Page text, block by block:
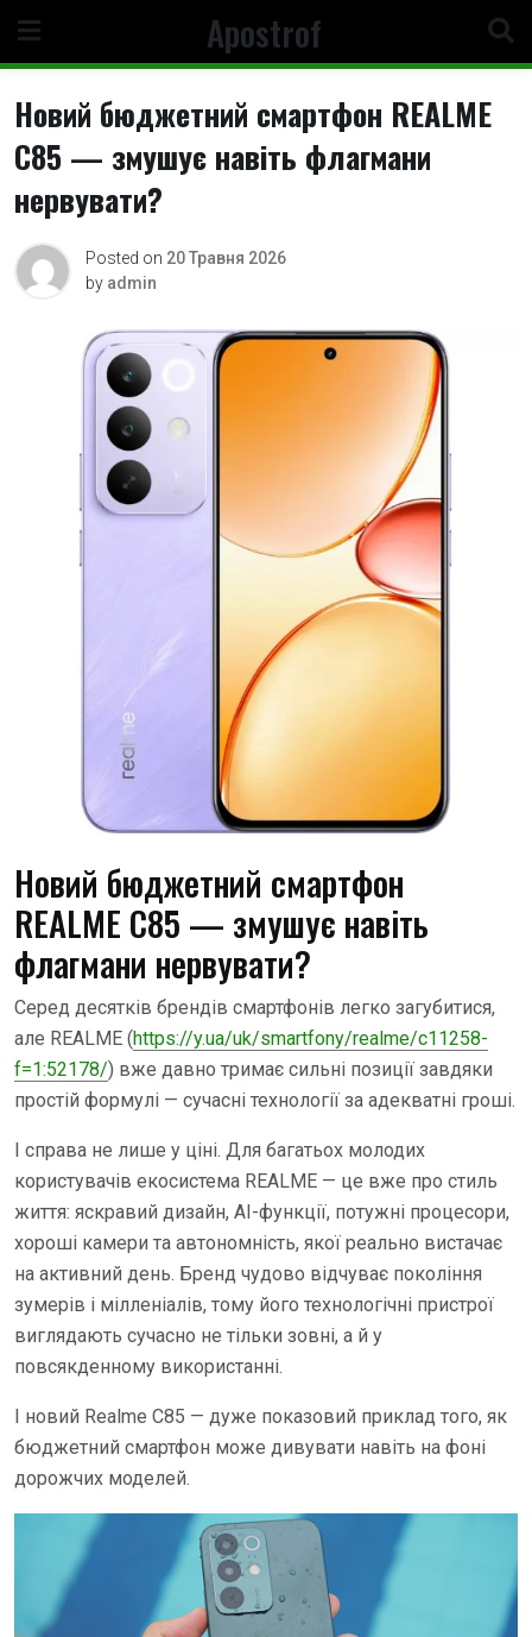
content
Apostrof
Новий бюджетний смартфон REALME
C85 — змушує навіть флагмани
нервувати?
Posted on 20 Травня 2026
by admin
Новий бюджетний смартфон
REALME C85 — змушує навіть
флагмани нервувати?
Серед десятків брендів смартфонів легко загубитися,
але REALME (https://y.ua/uk/smartfony/realme/c11258-
f=1:52178/) вже давно тримає сильні позиції завдяки
простій формулі — сучасні технології за адекватні гроші.
І справа не лише у ціні. Для багатьох молодих
користувачів екосистема REALME — це вже про стиль
життя: яскравий дизайн, AI-функції, потужні процесори,
хороші камери та автономність, якої реально вистачає
на активний день. Бренд чудово відчуває покоління
зумерів і мілленіалів, тому його технологічні пристрої
виглядають сучасно не тільки зовні, а й у
повсякденному використанні.
І новий Realme C85 — дуже показовий приклад того, як
бюджетний смартфон може дивувати навіть на фоні
дорожчих моделей.